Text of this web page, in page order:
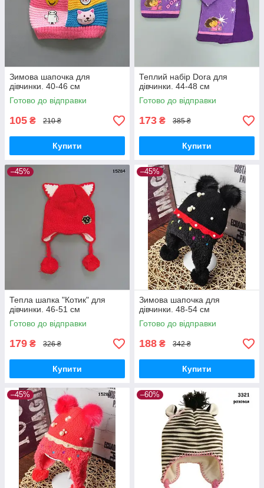
Зимова шапочка для
дівчинки. 40-46 см
Готово до відправки
105 ₴ 210 ₴
Купити
Теплий набір Dora для
дівчинки. 44-48 см
Готово до відправки
173 ₴ 385 ₴
Купити
–45%
Тепла шапка "Котик" для
дівчинки. 46-51 см
Готово до відправки
179 ₴ 326 ₴
Купити
–45%
Зимова шапочка для
дівчинки. 48-54 см
Готово до відправки
188 ₴ 342 ₴
Купити
–45% –60%